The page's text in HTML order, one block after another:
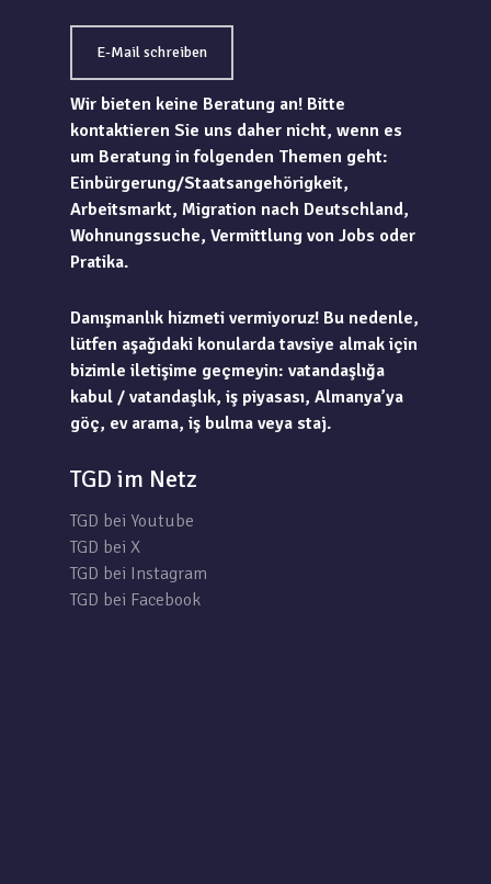
E-Mail schreiben
Wir bieten keine Beratung an! Bitte
kontaktieren Sie uns daher nicht, wenn es
um Beratung in folgenden Themen geht:
Einbürgerung/Staatsangehörigkeit,
Arbeitsmarkt, Migration nach Deutschland,
Wohnungssuche, Vermittlung von Jobs oder
Pratika.
Danışmanlık hizmeti vermiyoruz! Bu nedenle,
lütfen aşağıdaki konularda tavsiye almak için
bizimle iletişime geçmeyin: vatandaşlığa
kabul / vatandaşlık, iş piyasası, Almanya’ya
göç, ev arama, iş bulma veya staj.
TGD im Netz
TGD bei Youtube
TGD bei X
TGD bei Instagram
TGD bei Facebook